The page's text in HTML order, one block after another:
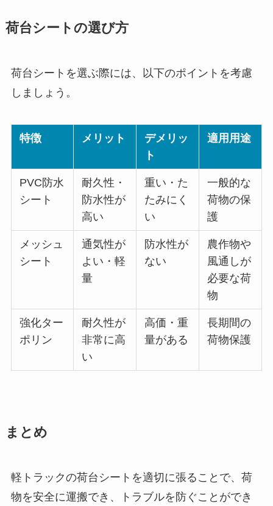
荷台シートの選び方
荷台シートを選ぶ際には、以下のポイントを考慮
しましょう。
特徴 メリット
デメリッ
ト
適用用途
PVC防水
シート
耐久性・
防水性が
高い
重い・た
たみにく
い
一般的な
荷物の保
護
メッシュ
シート
通気性が
よい・軽
量
防水性が
ない
農作物や
風通しが
必要な荷
物
強化ター
ポリン
耐久性が
非常に高
い
高価・重
量がある
長期間の
荷物保護
まとめ
軽トラックの荷台シートを適切に張ることで、荷
物を安全に運搬でき、トラブルを防ぐことができ